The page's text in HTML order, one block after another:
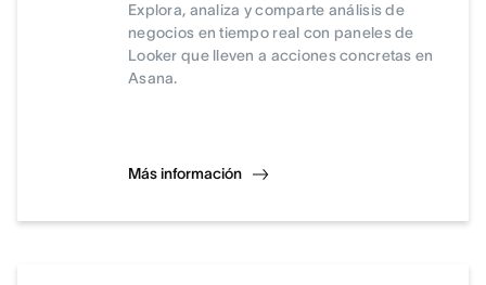
Explora, analiza y comparte análisis de
negocios en tiempo real con paneles de
Looker que lleven a acciones concretas en
Asana.
Más información